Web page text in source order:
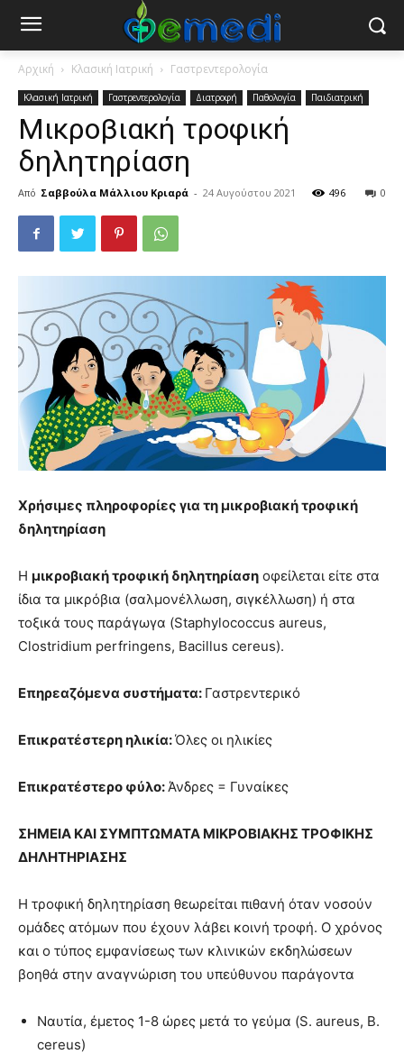
Αρχική Κλασική Ιατρική Γαστρεντερολογία
Κλασική Ιατρική Γαστρεντερολογία Διατροφή Παθολογία Παιδιατρική
Μικροβιακή τροφική
δηλητηρίαση
Από Σαββούλα Μάλλιου Κριαρά - 24 Αυγούστου 2021 0
496
Χρήσιμες πληροφορίες για τη μικροβιακή τροφική
δηλητηρίαση
Η μικροβιακή τροφική δηλητηρίαση οφείλεται είτε στα
ίδια τα μικρόβια (σαλμονέλλωση, σιγκέλλωση) ή στα
τοξικά τους παράγωγα (Staphylococcus aureus,
Clostridium perfringens, Bacillus cereus).
Επηρεαζόμενα συστήματα: Γαστρεντερικό
Επικρατέστερη ηλικία:Όλες οι ηλικίες
Επικρατέστερο φύλο: Άνδρες = Γυναίκες
ΣΗΜΕΙΑ ΚΑΙ ΣΥΜΠΤΩΜΑΤΑ ΜΙΚΡΟΒΙΑΚΗΣ ΤΡΟΦΙΚΗΣ
ΔΗΛΗΤΗΡΙΑΣΗΣ
Η τροφική δηλητηρίαση θεωρείται πιθανή όταν νοσούν
ομάδες ατόμων που έχουν λάβει κοινή τροφή. Ο χρόνος
και ο τύπος εμφανίσεως των κλινικών εκδηλώσεων
βοηθά στην αναγνώριση του υπεύθυνου παράγοντα
Ναυτία, έμετος 1-8 ώρες μετά το γεύμα (S. aureus, B.
cereus)